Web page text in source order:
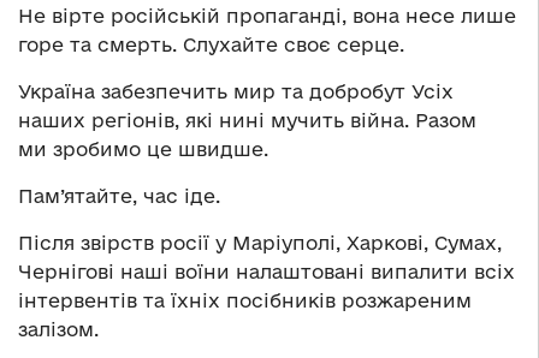
Не вірте російській пропаганді, вона несе лише
горе та смерть. Слухайте своє серце.
Україна забезпечить мир та добробут Усіх
наших регіонів, які нині мучить війна. Разом
ми зробимо це швидше.
Пам’ятайте, час іде.
Після звірств росії у Маріуполі, Харкові, Сумах,
Чернігові наші воїни налаштовані випалити всіх
інтервентів та їхніх посібників розжареним
залізом.